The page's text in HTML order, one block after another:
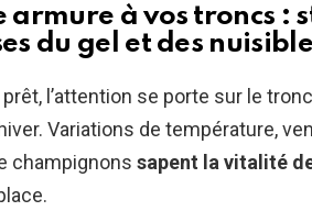
armure à vos troncs :
du gel et des
l’attention se porte sur le
Variations de température,
champignons sapent la vitalité